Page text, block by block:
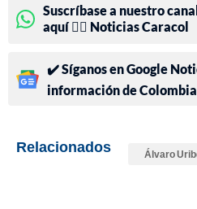
Suscríbase a nuestro
aquí 👉🏻 Noticias Caracol
✔️ Síganos en Google
información de
Relacionados Álvaro